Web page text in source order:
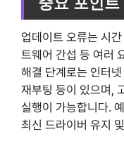
업데이트 오류는 시
트웨어 간섭 등 여러
해결 단계로는 인터
재부팅 등이 있으며,
실행이 가능합니다.
최신 드라이버 유지